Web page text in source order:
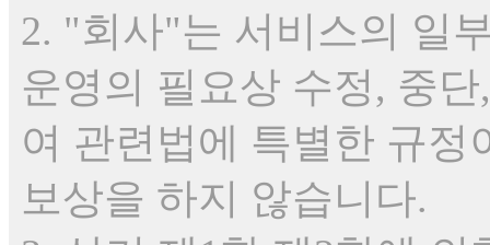
2. "회사"는 서비스의 일
운영의 필요상 수정, 중
여 관련법에 특별한 규
보상을 하지 않습니다.